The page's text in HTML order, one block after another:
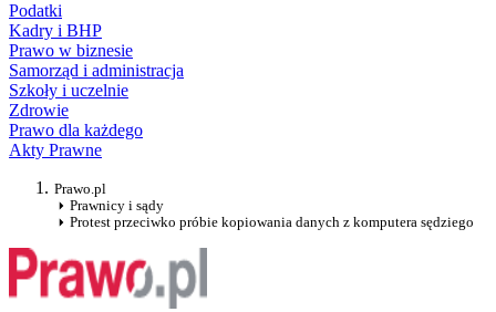
Podatki
Kadry i BHP
Prawo w biznesie
Samorząd i administracja
Szkoły i uczelnie
Zdrowie
Prawo dla każdego
Akty Prawne
Prawo.pl
Prawnicy i sądy
Protest przeciwko próbie kopiowania danych z komputera sędziego